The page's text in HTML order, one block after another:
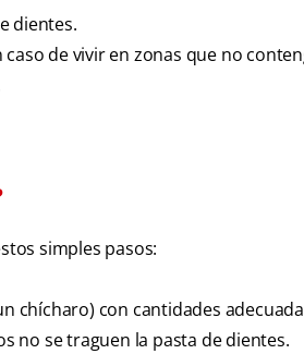
dientes.
de vivir en zonas que no
simples pasos:
chícharo) con cantidades
no se traguen la pasta de dientes.